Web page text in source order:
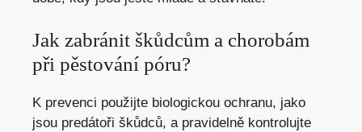
Jak zabránit škůdcům a chorobám
při pěstování póru?
K prevenci použijte biologickou ochranu, jako
jsou predátoři škůdců, a pravidelně kontrolujte